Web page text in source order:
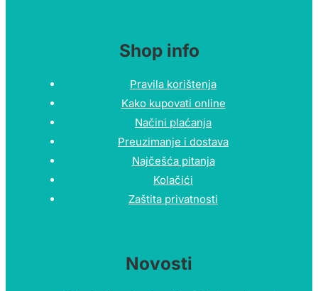
Shop info
Pravila korištenja
Kako kupovati online
Načini plaćanja
Preuzimanje i dostava
Najčešća pitanja
Kolačići
Zaštita privatnosti
Novosti